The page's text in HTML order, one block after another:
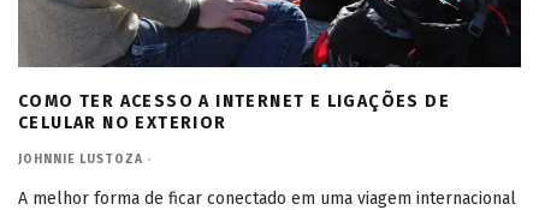
COMO TER ACESSO A INTERNET E LIGAÇÕES DE
CELULAR NO EXTERIOR
JOHNNIE LUSTOZA ·
A melhor forma de ficar conectado em uma viagem internacional